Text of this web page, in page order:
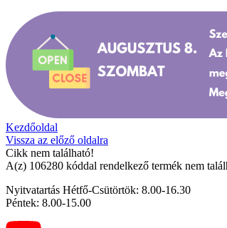
Kezdőoldal
Vissza az előző oldalra
Cikk nem található!
A(z) 106280 kóddal rendelkező termék nem
Nyitvatartás Hétfő-Csütörtök: 8.00-16.30
Péntek: 8.00-15.00